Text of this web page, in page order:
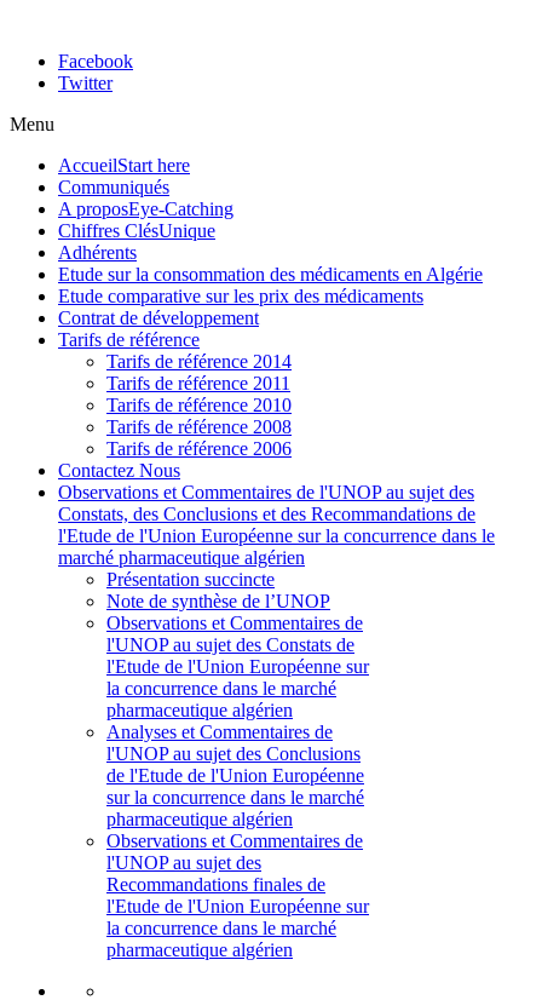
Facebook
Twitter
Menu
AccueilStart here
Communiqués
A proposEye-Catching
Chiffres ClésUnique
Adhérents
Etude sur la consommation des médicaments en Algérie
Etude comparative sur les prix des médicaments
Contrat de développement
Tarifs de référence
Tarifs de référence 2014
Tarifs de référence 2011
Tarifs de référence 2010
Tarifs de référence 2008
Tarifs de référence 2006
Contactez Nous
Observations et Commentaires de l'UNOP au sujet des
Constats, des Conclusions et des Recommandations de
l'Etude de l'Union Européenne sur la concurrence dans le
marché pharmaceutique algérien
Présentation succincte
Note de synthèse de l’UNOP
Observations et Commentaires de
l'UNOP au sujet des Constats de
l'Etude de l'Union Européenne sur
la concurrence dans le marché
pharmaceutique algérien
Analyses et Commentaires de
l'UNOP au sujet des Conclusions
de l'Etude de l'Union Européenne
sur la concurrence dans le marché
pharmaceutique algérien
Observations et Commentaires de
l'UNOP au sujet des
Recommandations finales de
l'Etude de l'Union Européenne sur
la concurrence dans le marché
pharmaceutique algérien